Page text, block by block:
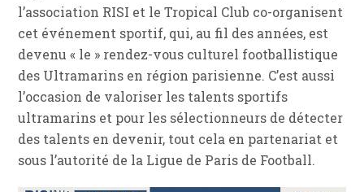
l’association RISI et le Tropical Club co-organisent
cet événement sportif, qui, au fil des années, est
devenu « le » rendez-vous culturel footballistique
des Ultramarins en région parisienne. C’est aussi
l’occasion de valoriser les talents sportifs
ultramarins et pour les sélectionneurs de détecter
des talents en devenir, tout cela en partenariat et
sous l’autorité de la Ligue de Paris de Football.